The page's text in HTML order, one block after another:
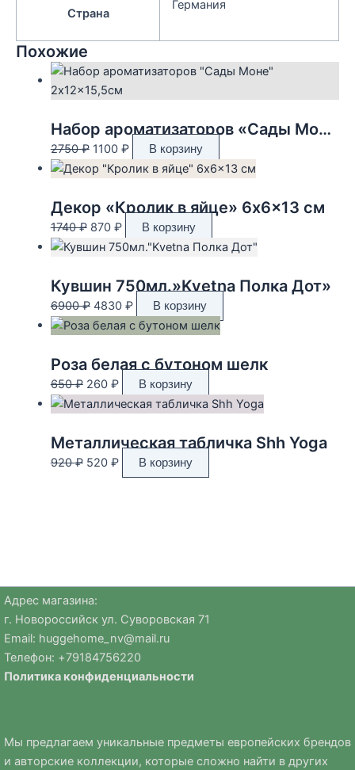
Страна
Германия
Похожие
Набор ароматизаторов «Сады Моне» 2x12x15,5см
2750₽ Первоначальная
цена
2750 ₽.
1100 ₽Текущая
цена:
В корзину
Декор «Кролик в яйце» 6x6x13 см
1740₽ Первоначальная
цена
1740 ₽.
870 ₽Текущая
цена:
В корзину
Кувшин 750мл.»Kvetna Полка Дот»
6900₽ Первоначальная
цена
6900 ₽.
4830 ₽Текущая
цена:
В корзину
Роза белая с бутоном шелк
650₽ Первоначальная
цена
650 ₽.
260 ₽Текущая
цена:
В корзину
Металлическая табличка Shh Yoga
920₽ Первоначальная
520 ₽Текущая
цена:
В корзину
Адрес магазина:
г. Новороссийск ул. Суворовская 71
Email: huggehome_nv@mail.ru
Телефон: +79184756220
Политика конфиденциальности
Мы предлагаем уникальные предметы европейских брендов
и авторские коллекции, которые сложно найти в других